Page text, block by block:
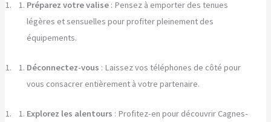
Préparez votre valise : Pensez à emporter des tenues
légères et sensuelles pour profiter pleinement des
équipements.
Déconnectez-vous : Laissez vos téléphones de côté pour
vous consacrer entièrement à votre partenaire.
Explorez les alentours : Profitez-en pour découvrir Cagnes-